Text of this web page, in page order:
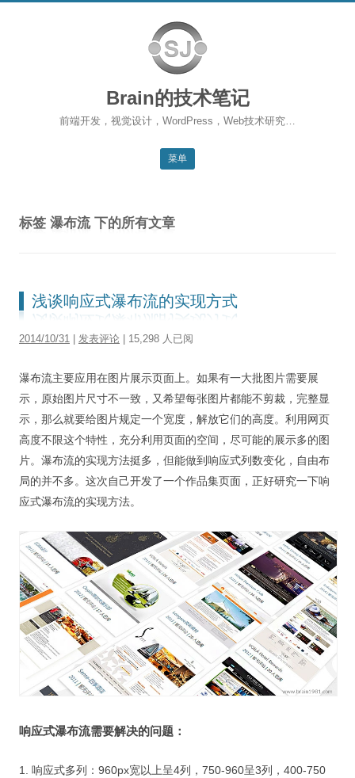
Brain的技术笔记
前端开发，视觉设计，WordPress，Web技术研究…
菜单
博客首页
前端开发
杂项研究
关于本站
标签 瀑布流下的所有文章
浅谈响应式瀑布流的实现方式
2014/10/31 发表评论 | 15,298 人已阅
瀑布流主要应用在图片展示页面上。如果有一大批图片需要展
示，原始图片尺寸不一致，又希望每张图片都能不剪裁，完整显
示，那么就要给图片规定一个宽度，解放它们的高度。利用网页
高度不限这个特性，充分利用页面的空间，尽可能的展示多的图
片。瀑布流的实现方法挺多，但能做到响应式列数变化，自由布
局的并不多。这次自己开发了一个作品集页面，正好研究一下响
应式瀑布流的实现方法。
响应式瀑布流需要解决的问题：
1. 响应式多列：960px宽以上呈4列，750-960呈3列，400-750